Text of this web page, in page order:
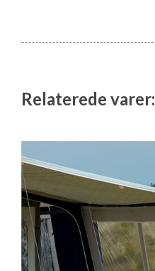
Relaterede varer: